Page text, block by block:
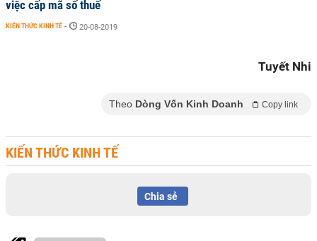
việc cấp mã số thuế
KIẾN THỨC KINH TẾ - 20-08-2019
Tuyết Nhi
Theo Dòng Vốn Kinh Doanh Copy link
KIẾN THỨC KINH TẾ
Chia sẻ